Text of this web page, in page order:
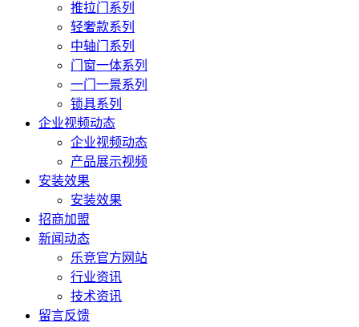
推拉门系列
轻奢款系列
中轴门系列
门窗一体系列
一门一景系列
锁具系列
企业视频动态
企业视频动态
产品展示视频
安装效果
安装效果
招商加盟
新闻动态
乐竞官方网站
行业资讯
技术资讯
留言反馈